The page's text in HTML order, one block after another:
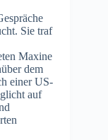
Sie traf
Maxine
dem
einer US-
auf